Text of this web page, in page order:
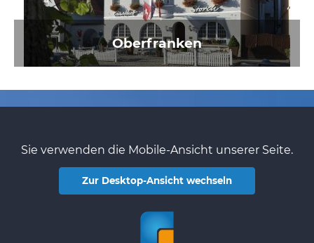
Oberfranken
Sie verwenden die Mobile-Ansicht unserer Seite.
Zur Desktop-Ansicht wechseln